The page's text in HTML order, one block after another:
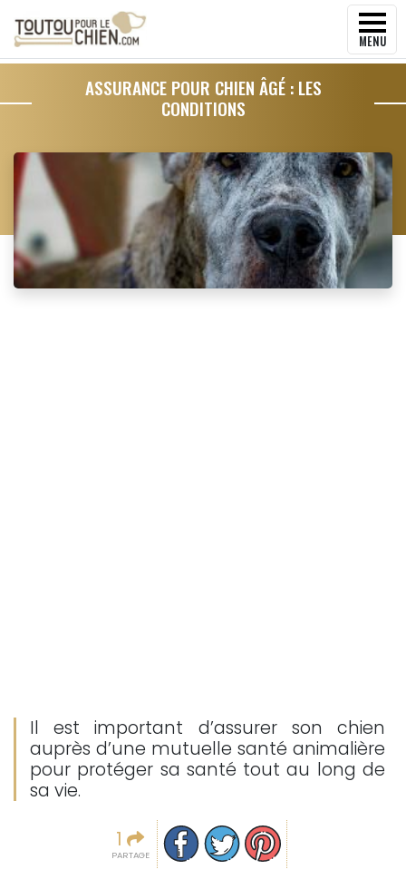
MENU
ASSURANCE POUR CHIEN ÂGÉ : LES
CONDITIONS
Il est important d’assurer son chien
auprès d’une mutuelle santé animalière
pour protéger sa santé tout au long de
sa vie.
1
PARTAGE
Partager sur facebook
Partager sur Twitter
Epingler sur Pinterest